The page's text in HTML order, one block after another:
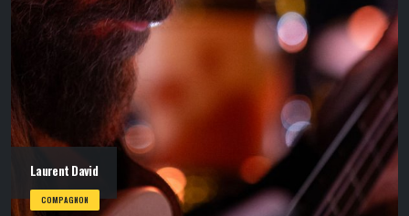
Laurent David
COMPAGNON